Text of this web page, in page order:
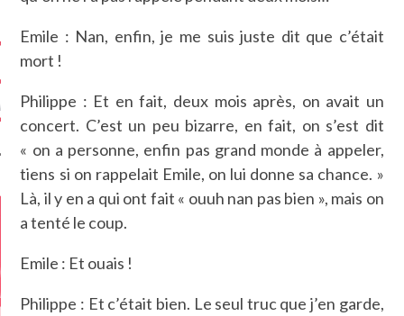
7.6
REV...
CLAN – A BE...
6.8
– HEL...
Emile : Nan, enfin, je me suis juste dit que c’était
mort !
Philippe : Et en fait, deux mois après, on avait un
concert. C’est un peu bizarre, en fait, on s’est dit
« on a personne, enfin pas grand monde à appeler,
tiens si on rappelait Emile, on lui donne sa chance. »
Là, il y en a qui ont fait « ouuh nan pas bien », mais on
a tenté le coup.
Emile : Et ouais !
Philippe : Et c’était bien. Le seul truc que j’en garde,